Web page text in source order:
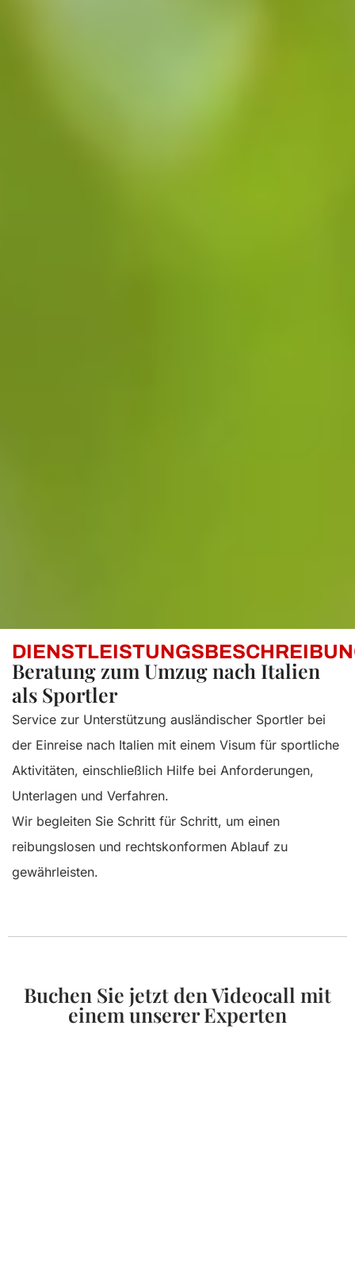
Beratung zum Umzug nach Italien
als Sportler
Service zur Unterstützung ausländischer Sportler bei
der Einreise nach Italien mit einem Visum für sportliche
Aktivitäten, einschließlich Hilfe bei Anforderungen,
Unterlagen und Verfahren.
Wir begleiten Sie Schritt für Schritt, um einen
reibungslosen und rechtskonformen Ablauf zu
gewährleisten.
Buchen Sie jetzt den Videocall mit
einem unserer Experten